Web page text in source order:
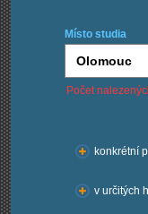
Místo studia
Počet
konkrétní
v určitých